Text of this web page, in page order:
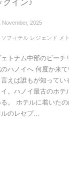
クイン♪
November, 2025
ソフィテル レジェンド
トナム中部のビーチ
ハノイへ 何度か来
えば誰もが知ってい
。ハノイ最古のホテ
。 ホテルに着いた
のレセプ...